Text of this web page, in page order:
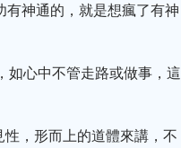
神通的，就是想瘋了有神
如心中不管走路或做事，這
，形而上的道體來講，不